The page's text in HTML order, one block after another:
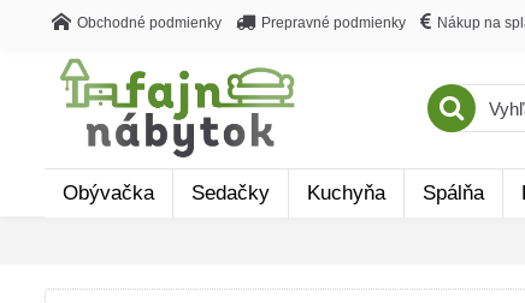
Obchodné podmienky Prepravné podmienky Nákup na
Obývačka Sedačky Kuchyňa Spálňa